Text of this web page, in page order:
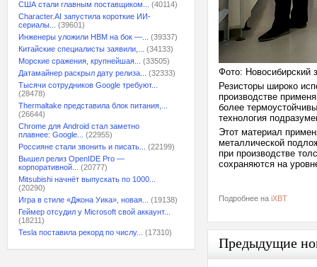
США стали главным поставщиком...
(40114)
Character.AI запустила короткие ИИ-
сериалы...
(39601)
Инженеры уложили HBM на бок —...
(39337)
Китайские специалисты заявили,...
(34133)
Морские сражения, крупнейшая...
(33505)
Датамайнер раскрыл дату релиза...
(32333)
Тысячи сотрудников Google требуют...
(28478)
Thermaltake представила блок питания,...
(26644)
Chrome для Android стал заметно
плавнее: Google...
(22955)
Россияне стали звонить и писать...
(22199)
Вышел релиз OpenIDE Pro —
корпоративной...
(20777)
Mitsubishi начнёт выпускать по 1000...
(20290)
Игра в стиле «Джона Уика», новая...
(19138)
Геймер отсудил у Microsoft свой аккаунт...
(18211)
Tesla поставила рекорд по числу...
(17310)
Фото: Новосибирский
Резисторы широко
производстве
более
технология
Этот материал
металлической
при производстве
сохраняются на
Подробнее на iXBT
Предыдущие